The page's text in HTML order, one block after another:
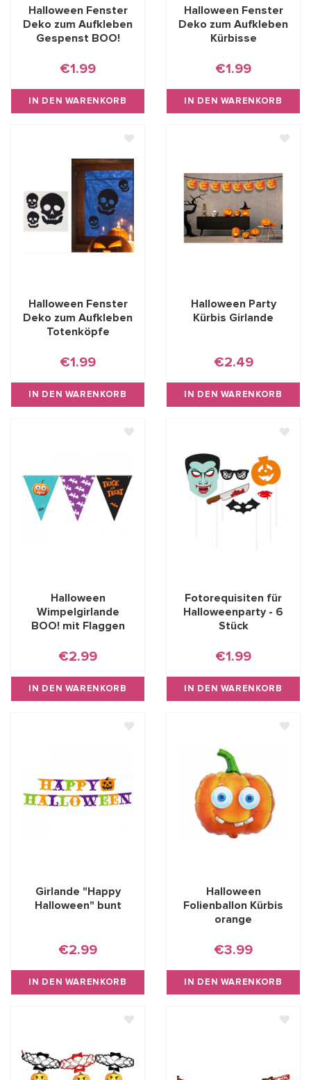
Halloween Fenster
Deko zum Aufkleben
Gespenst BOO!
€1.99
IN DEN WARENKORB
Halloween Fenster
Deko zum Aufkleben
Kürbisse
€1.99
IN DEN WARENKORB
Halloween Fenster
Deko zum Aufkleben
Totenköpfe
€1.99
IN DEN WARENKORB
Halloween Party
Kürbis Girlande
€2.49
IN DEN WARENKORB
Halloween
Wimpelgirlande
BOO! mit Flaggen
€2.99
IN DEN WARENKORB
Fotorequisiten für
Halloweenparty - 6
Stück
€1.99
IN DEN WARENKORB
Girlande "Happy
Halloween" bunt
€2.99
IN DEN WARENKORB
Halloween
Folienballon Kürbis
orange
€3.99
IN DEN WARENKORB